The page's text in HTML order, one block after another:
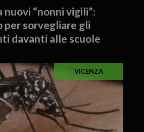
nuovi “nonni vigili”:
per sorvegliare gli
davanti alle scuole
VICENZA